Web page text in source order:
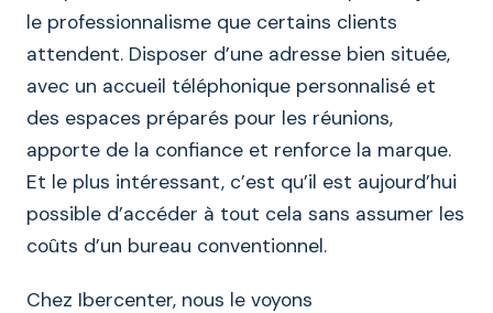
le professionnalisme que certains clients
attendent. Disposer d’une adresse bien située,
avec un accueil téléphonique personnalisé et
des espaces préparés pour les réunions,
apporte de la confiance et renforce la marque.
Et le plus intéressant, c’est qu’il est aujourd’hui
possible d’accéder à tout cela sans assumer les
coûts d’un bureau conventionnel.
Chez Ibercenter, nous le voyons